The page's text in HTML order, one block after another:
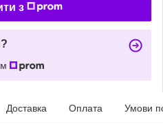
з
Доставка Оплата Умови